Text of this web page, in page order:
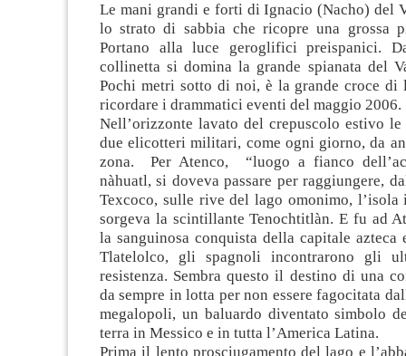
Le mani grandi e forti di Ignacio (Nacho) del
lo strato di sabbia che ricopre una grossa
Portano alla luce geroglifici preispanici.
collinetta si domina la grande spianata del
Pochi metri sotto di noi, è la grande croce di
ricordare i drammatici eventi del maggio 2006.
Nell’orizzonte lavato del crepuscolo estivo le
due elicotteri militari, come ogni giorno, da
zona. Per Atenco, “luogo a fianco
nàhuatl, si doveva passare per raggiungere,
Texcoco, sulle rive del lago omonimo, l’isola
sorgeva la scintillante Tenochtitlàn. E fu ad
la sanguinosa conquista della capitale azteca
Tlatelolco, gli spagnoli incontrarono gli
resistenza. Sembra questo il destino di una
da sempre in lotta per non essere fagocitata
megalopoli, un baluardo diventato simbolo
terra in Messico e in tutta l’America Latina.
Prima il lento prosciugamento del lago e